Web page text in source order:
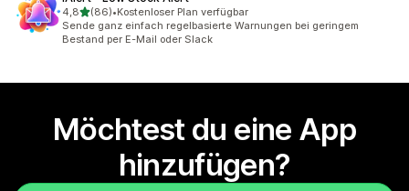
4,8von 5 Sternen
(86)
86 Rezensionen insgesamt
•Kostenloser Plan verfügbar
Sende ganz einfach regelbasierte Warnungen bei geringem
Bestand per E-Mail oder Slack
Möchtest du eine App
hinzufügen?